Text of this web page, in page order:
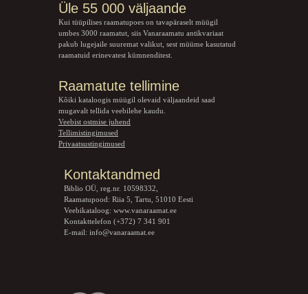
Üle 55 000 väljaande
Kui tüüpilises raamatupoes on tavapäraselt müügil
umbes 3000 raamatut, siis Vanaraamatu antikvariaat
pakub lugejaile suuremat valikut, sest müüme kasutatud
raamatuid erinevatest kümnenditest.
Raamatute tellimine
Kõiki kataloogis müügil olevaid väljaandeid saad
mugavalt tellida veebilehe kaudu.
Veebist ostmise juhend
Tellimistingimused
Privaatsustingimused
Kontaktandmed
Biblio OÜ, reg.nr. 10598332,
Raamatupood: Riia 5, Tartu, 51010 Eesti
Veebikataloog: www.vanaraamat.ee
Kontakttelefon (+372) 7 341 901
E-mail: info@vanaraamat.ee